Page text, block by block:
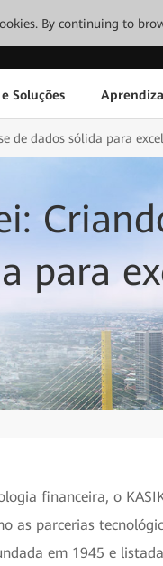
By continuing to
Soluções
de dados sólida para
para
financeira, o
as parcerias
em 1945 e